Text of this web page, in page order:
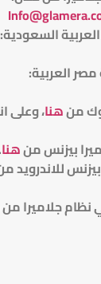
العربية:
منهنا، وعلى
بيزنس منهنا.
للاندرويد
جلاميرا